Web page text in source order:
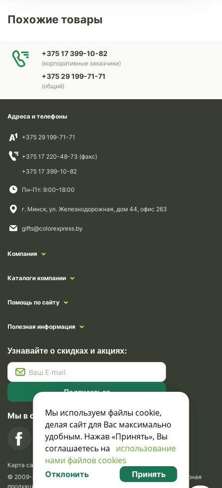
Похожие товары
+375 17 399-10-82
(корпоративные заказчики)
+375 29 199-71-71
(общий)
Адреса и телефоны
+375 29 199-71-71
+375 17 220-48-73 (факс)
+375 17 399-10-82
Пн–Пт: 9:00–18:00
г. Минск, ул. Железнодорожная, дом 44, офис 263
gifts@colorexpress.by
Компания
Каталоги компании
Помощь по сайту
Полезная информация
Узнавайте о скидках и акциях:
Подписаться
Мы в социальных сетях
Карта сайта
© 2009-2026 Krasavik.by. Сувениры оптом. Рекламно-сувенирная
продукция и сувениры с логотипом. УНН 100873745, ООО
Мы используем файлы cookie,
делая сайт для Вас максимально
удобным. Нажав «Принять», Вы
соглашаетесь на использование
нами файлов cookies
Отклонить Принять